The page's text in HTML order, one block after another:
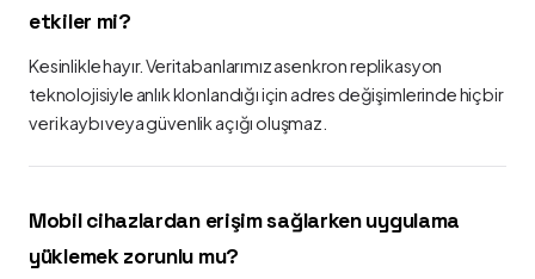
etkiler mi?
Kesinlikle hayır. Veritabanlarımız asenkron replikasyon
teknolojisiyle anlık klonlandığı için adres değişimlerinde hiçbir
veri kaybı veya güvenlik açığı oluşmaz.
Mobil cihazlardan erişim sağlarken uygulama
yüklemek zorunlu mu?